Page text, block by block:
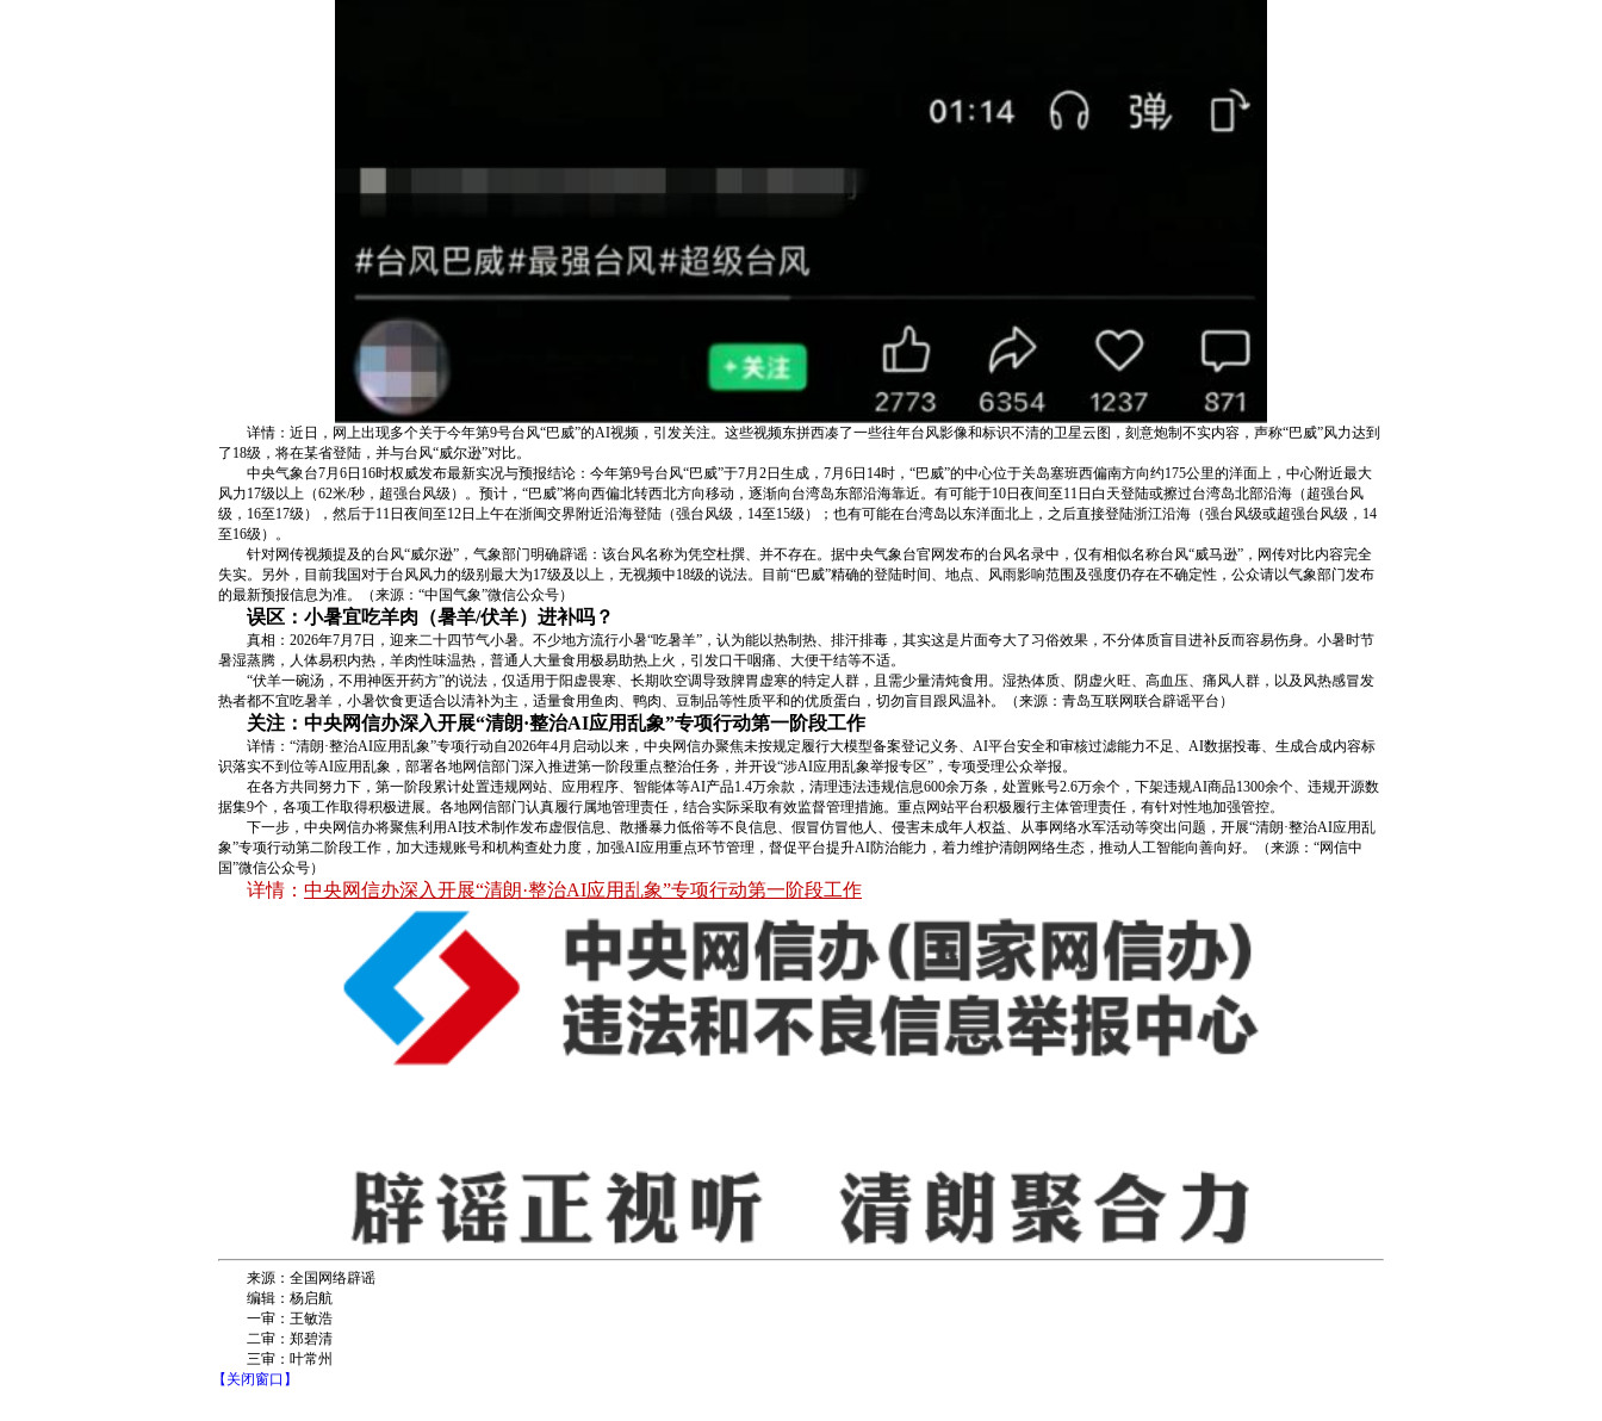
详情：近日，网上出现多个关于今年第9号台风“巴威”的AI视频，引发关注。这些视频东拼西凑了一些往年台风影像和标识不清的卫星云图，刻意炮制不实内容，声称“巴威”风力达到
了18级，将在某省登陆，并与台风“威尔逊”对比。
中央气象台7月6日16时权威发布最新实况与预报结论：今年第9号台风“巴威”于7月2日生成，7月6日14时，“巴威”的中心位于关岛塞班西偏南方向约175公里的洋面上，中心附近最大
风力17级以上（62米/秒，超强台风级）。预计，“巴威”将向西偏北转西北方向移动，逐渐向台湾岛东部沿海靠近。有可能于10日夜间至11日白天登陆或擦过台湾岛北部沿海（超强台风
级，16至17级），然后于11日夜间至12日上午在浙闽交界附近沿海登陆（强台风级，14至15级）；也有可能在台湾岛以东洋面北上，之后直接登陆浙江沿海（强台风级或超强台风级，14
至16级）。
针对网传视频提及的台风“威尔逊”，气象部门明确辟谣：该台风名称为凭空杜撰、并不存在。据中央气象台官网发布的台风名录中，仅有相似名称台风“威马逊”，网传对比内容完全
失实。另外，目前我国对于台风风力的级别最大为17级及以上，无视频中18级的说法。目前“巴威”精确的登陆时间、地点、风雨影响范围及强度仍存在不确定性，公众请以气象部门发布
的最新预报信息为准。（来源：“中国气象”微信公众号）
误区：小暑宜吃羊肉（暑羊/伏羊）进补吗？
真相：2026年7月7日，迎来二十四节气小暑。不少地方流行小暑“吃暑羊”，认为能以热制热、排汗排毒，其实这是片面夸大了习俗效果，不分体质盲目进补反而容易伤身。小暑时节
暑湿蒸腾，人体易积内热，羊肉性味温热，普通人大量食用极易助热上火，引发口干咽痛、大便干结等不适。
“伏羊一碗汤，不用神医开药方”的说法，仅适用于阳虚畏寒、长期吹空调导致脾胃虚寒的特定人群，且需少量清炖食用。湿热体质、阴虚火旺、高血压、痛风人群，以及风热感冒发
热者都不宜吃暑羊，小暑饮食更适合以清补为主，适量食用鱼肉、鸭肉、豆制品等性质平和的优质蛋白，切勿盲目跟风温补。（来源：青岛互联网联合辟谣平台）
关注：中央网信办深入开展“清朗·整治AI应用乱象”专项行动第一阶段工作
详情：“清朗·整治AI应用乱象”专项行动自2026年4月启动以来，中央网信办聚焦未按规定履行大模型备案登记义务、AI平台安全和审核过滤能力不足、AI数据投毒、生成合成内容标
识落实不到位等AI应用乱象，部署各地网信部门深入推进第一阶段重点整治任务，并开设“涉AI应用乱象举报专区”，专项受理公众举报。
在各方共同努力下，第一阶段累计处置违规网站、应用程序、智能体等AI产品1.4万余款，清理违法违规信息600余万条，处置账号2.6万余个，下架违规AI商品1300余个、违规开源数
据集9个，各项工作取得积极进展。各地网信部门认真履行属地管理责任，结合实际采取有效监督管理措施。重点网站平台积极履行主体管理责任，有针对性地加强管控。
下一步，中央网信办将聚焦利用AI技术制作发布虚假信息、散播暴力低俗等不良信息、假冒仿冒他人、侵害未成年人权益、从事网络水军活动等突出问题，开展“清朗·整治AI应用乱
象”专项行动第二阶段工作，加大违规账号和机构查处力度，加强AI应用重点环节管理，督促平台提升AI防治能力，着力维护清朗网络生态，推动人工智能向善向好。（来源：“网信中
国”微信公众号）
详情： 中央网信办深入开展“清朗·整治AI应用乱象”专项行动第一阶段工作
来源：全国网络辟谣
编辑：杨启航
一审：王敏浩
二审：郑碧清
三审：叶常州
【关闭窗口】